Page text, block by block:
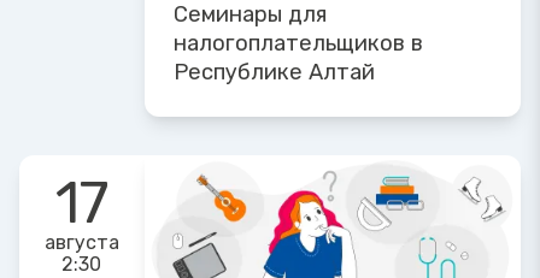
Семинары для
налогоплательщиков в
Республике Алтай
17
августа
2:30